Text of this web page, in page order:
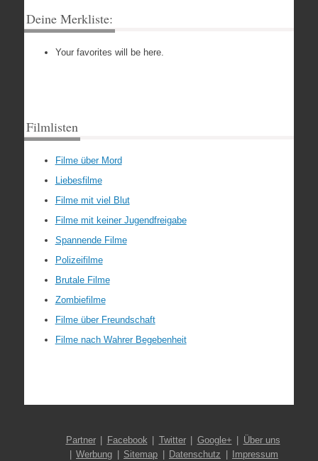
Deine Merkliste:
Your favorites will be here.
Filmlisten
Filme über Mord
Liebesfilme
Filme mit viel Blut
Filme mit keiner Jugendfreigabe
Spannende Filme
Polizeifilme
Brutale Filme
Zombiefilme
Filme über Freundschaft
Filme nach Wahrer Begebenheit
Partner Facebook Twitter Google+
Über uns
Werbung
Sitemap Datenschutz Impressum